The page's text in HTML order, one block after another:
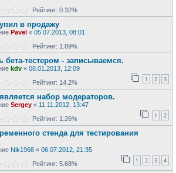
Рейтинг: 0.32%
в продажу
Pavel « 05.07.2013, 08:01
Рейтинг: 1.89%
бета-тестером - записываемся.
kdv « 08.01.2013, 12:09
1 2 3
Рейтинг: 14.2%
набор модераторов.
Sergey « 11.11.2012, 13:47
1 2
Рейтинг: 1.26%
стенда для тестирования
Nik1968 « 06.07.2012, 21:35
1 2 3 4
Рейтинг: 5.68%